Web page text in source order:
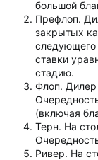
большой
Префлоп.
закрытых
следующего
ставки
стадию.
Флоп.
(включая
Терн. На
Ривер. На